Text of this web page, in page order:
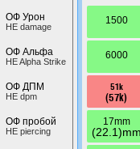
ОФ Урон
HE damage
ОФ Альфа
HE Alpha Strike
ОФ ДПМ
HE dpm
ОФ пробой
HE piercing
1500
6000
51k
(57k)
17mm
(22.1)mm